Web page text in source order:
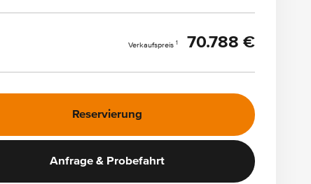
Verkaufspreis 1 70.788 €
Reservierung
Anfrage & Probefahrt